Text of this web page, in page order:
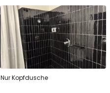
Nur Kopfdusche